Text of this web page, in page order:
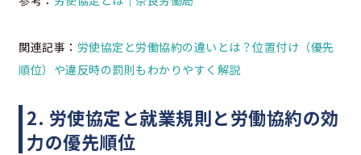
関連記事： 労使協定と労働協約の違いとは？位置付け（優先
順位）や違反時の罰則もわかりやすく解説
2. 労使協定と就業規則と労働協約の効
力の優先順位